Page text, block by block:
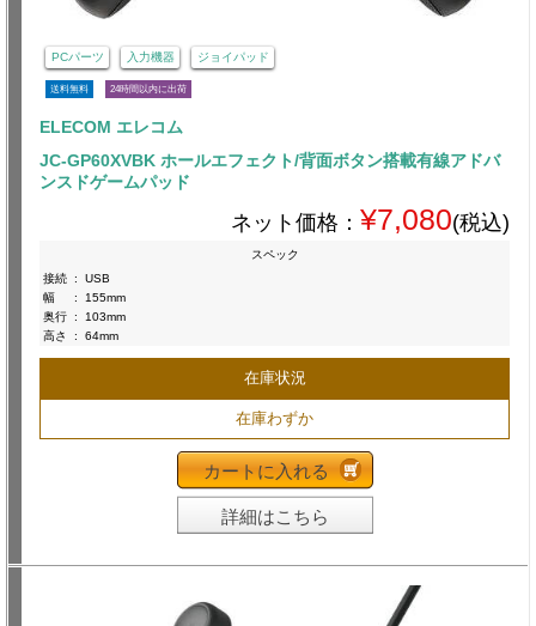
PCパーツ 入力機器 ジョイパッド
送料無料 24時間以内に出荷
ELECOM エレコム
JC-GP60XVBK ホールエフェクト/背面ボタン搭載有線アドバ
ンスドゲームパッド
ネット価格： ¥7,080(税込)
スペック
接続 :
USB
幅
:
155mm
奥行 :
103mm
高さ
: 64mm
在庫状況
在庫わずか
カートに入れる
詳細はこちら